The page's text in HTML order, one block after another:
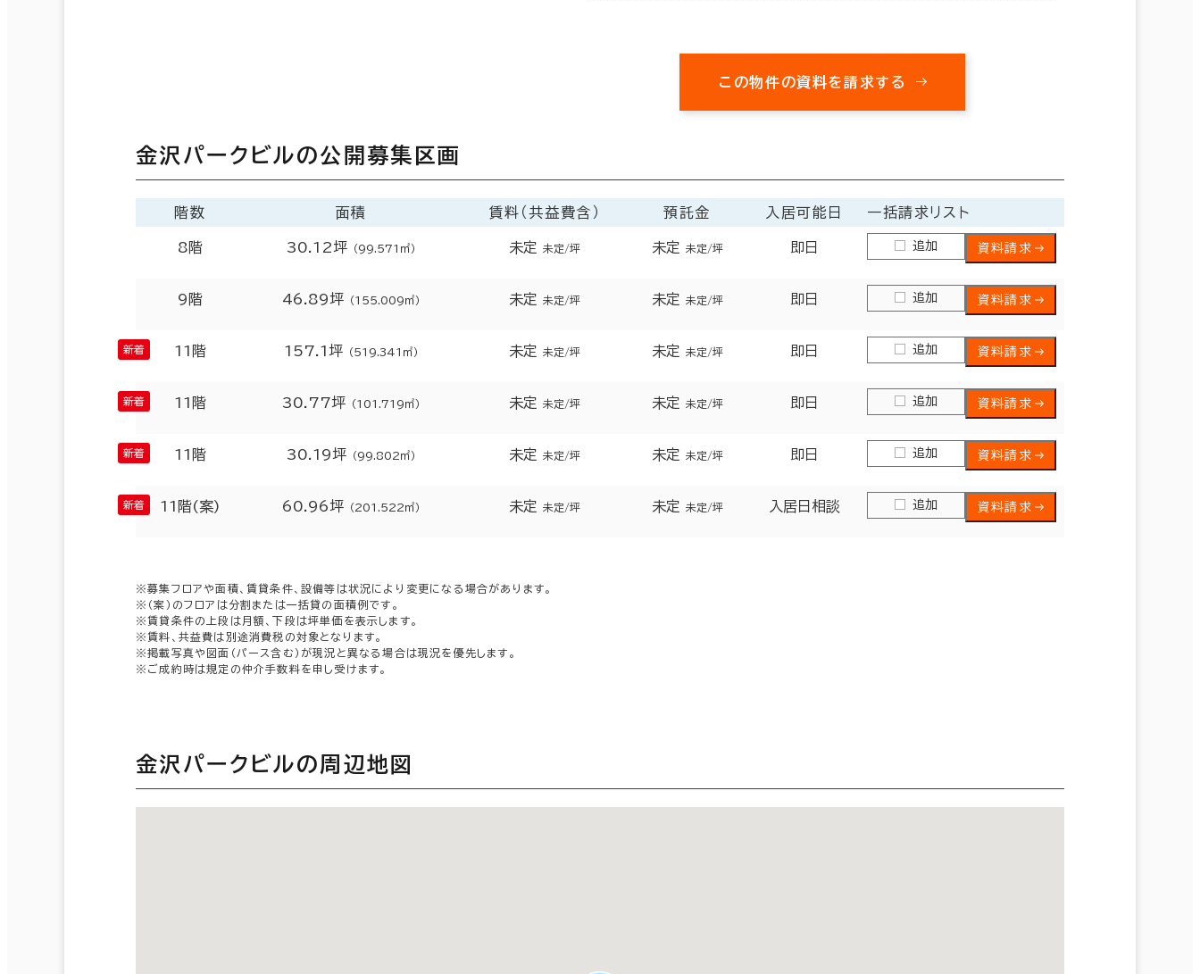
この物件の資料を請求する
金沢パークビルの公開募集区画
階数 面積 賃料（共益費含） 預託金 入居可能日 一括請求リスト
8階 30.12坪 （99.571㎡） 未定 未定/坪 未定 未定/坪 即日 追加 資料請求
9階 46.89坪 （155.009㎡） 未定 未定/坪 未定 未定/坪 即日 追加 資料請求
11階 157.1坪 （519.341㎡） 未定 未定/坪 未定 未定/坪 即日 追加 資料請求
11階 30.77坪 （101.719㎡） 未定 未定/坪 未定 未定/坪 即日 追加 資料請求
11階 30.19坪 （99.802㎡） 未定 未定/坪 未定 未定/坪 即日 追加 資料請求
11階(案) 60.96坪 （201.522㎡） 未定 未定/坪 未定 未定/坪 入居日相談 追加 資料請求
※募集フロアや面積、賃貸条件、設備等は状況により変更になる場合があります。
※（案）のフロアは分割または一括貸の面積例です。
※賃貸条件の上段は月額、下段は坪単価を表示します。
※賃料、共益費は別途消費税の対象となります。
※掲載写真や図面（パース含む）が現況と異なる場合は現況を優先します。
※ご成約時は規定の仲介手数料を申し受けます。
金沢パークビルの周辺地図